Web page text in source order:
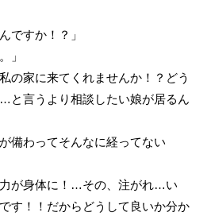
ですか！？」
」
の家に来てくれませんか！？どう
と言うより相談したい娘が居るん
備わってそんなに経ってない
が身体に！…その、注がれ…い
す！！だからどうして良いか分か